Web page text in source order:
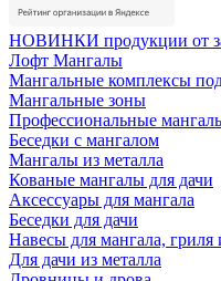
НОВИНКИ продукции от
Лофт Мангалы
Мангальные комплексы
Мангальные зоны
Профессиональные
Беседки с мангалом
Мангалы из металла
Кованые мангалы для дачи
Аксессуары для мангала
Беседки для дачи
Навесы для мангала, гриля
Для дачи из металла